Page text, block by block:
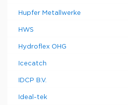
Hupfer Metallwerke
HWS
Hydroflex OHG
Icecatch
IDCP B.V.
Ideal-tek